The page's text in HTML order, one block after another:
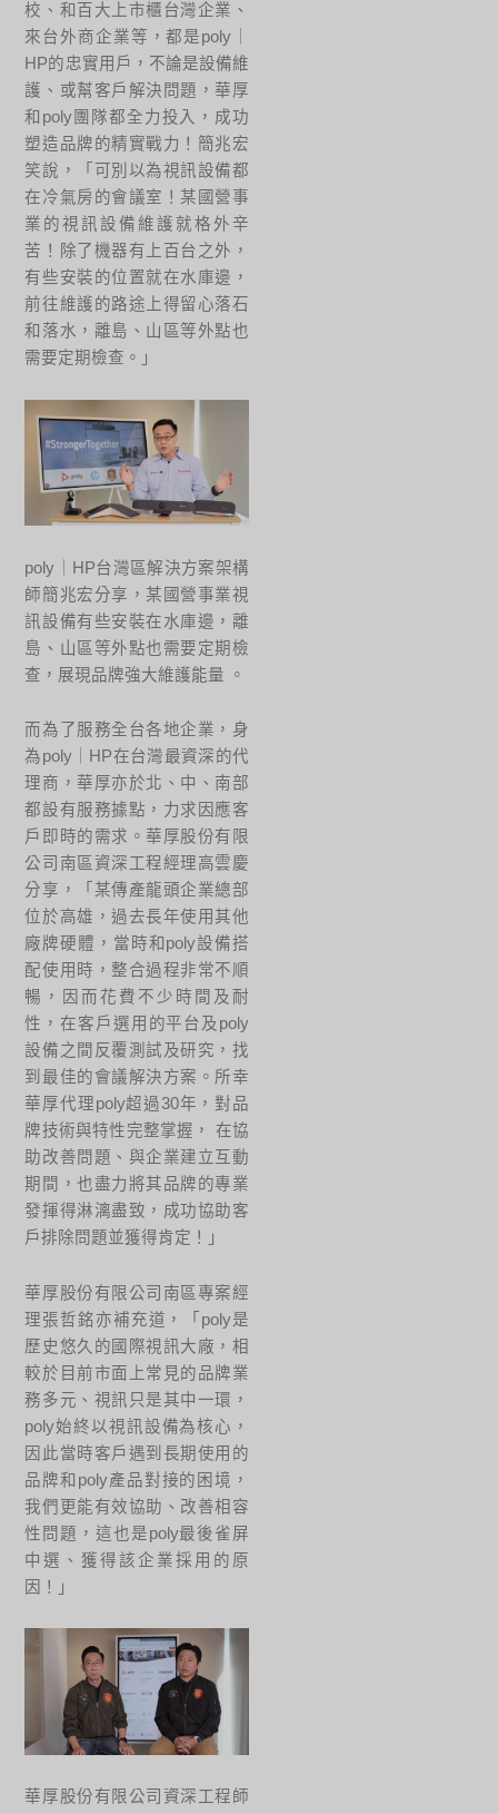
校、和百大上市櫃台灣企業、
來台外商企業等，都是poly｜
HP的忠實用戶，不論是設備維
護、或幫客戶解決問題，華厚
和poly團隊都全力投入，成功
塑造品牌的精實戰力！簡兆宏
笑說，「可別以為視訊設備都
在冷氣房的會議室！某國營事
業的視訊設備維護就格外辛
苦！除了機器有上百台之外，
有些安裝的位置就在水庫邊，
前往維護的路途上得留心落石
和落水，離島、山區等外點也
需要定期檢查。」
poly｜HP台灣區解決方案架構
師簡兆宏分享，某國營事業視
訊設備有些安裝在水庫邊，離
島、山區等外點也需要定期檢
查，展現品牌強大維護能量 。
而為了服務全台各地企業，身
為poly｜HP在台灣最資深的代
理商，華厚亦於北、中、南部
都設有服務據點，力求因應客
戶即時的需求。華厚股份有限
公司南區資深工程經理高雲慶
分享，「某傳產龍頭企業總部
位於高雄，過去長年使用其他
廠牌硬體，當時和poly設備搭
配使用時，整合過程非常不順
暢，因而花費不少時間及耐
性，在客戶選用的平台及poly
設備之間反覆測試及研究，找
到最佳的會議解決方案。所幸
華厚代理poly超過30年，對品
牌技術與特性完整掌握， 在協
助改善問題、與企業建立互動
期間，也盡力將其品牌的專業
發揮得淋漓盡致，成功協助客
戶排除問題並獲得肯定！」
華厚股份有限公司南區專案經
理張哲銘亦補充道，「poly是
歷史悠久的國際視訊大廠，相
較於目前市面上常見的品牌業
務多元、視訊只是其中一環，
poly始終以視訊設備為核心，
因此當時客戶遇到長期使用的
品牌和poly產品對接的困境，
我們更能有效協助、改善相容
性問題，這也是poly最後雀屏
中選、獲得該企業採用的原
因！」
華厚股份有限公司資深工程師